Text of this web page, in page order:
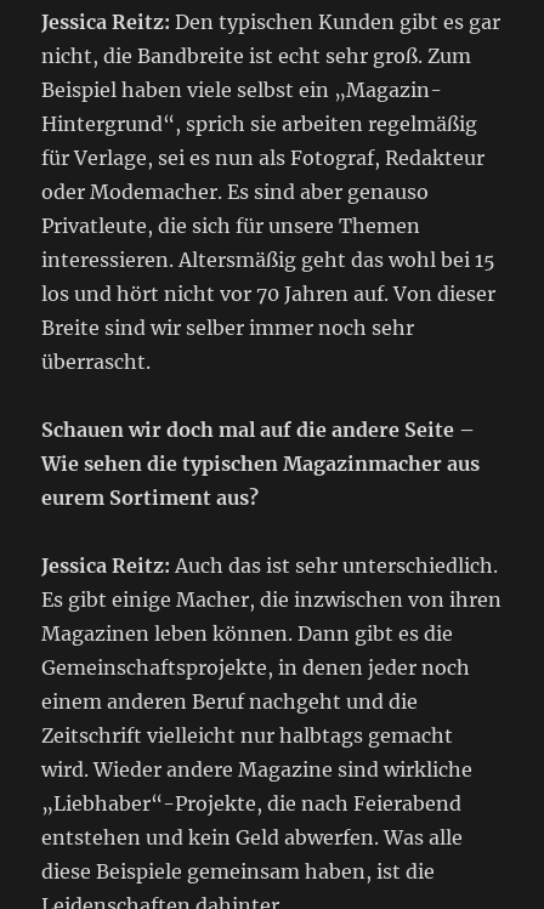
Jessica Reitz:Den typischen Kunden gibt es gar
nicht, die Bandbreite ist echt sehr groß. Zum
Beispiel haben viele selbst ein „Magazin-
Hintergrund“, sprich sie arbeiten regelmäßig
für Verlage, sei es nun als Fotograf, Redakteur
oder Modemacher. Es sind aber genauso
Privatleute, die sich für unsere Themen
interessieren. Altersmäßig geht das wohl bei 15
los und hört nicht vor 70 Jahren auf. Von dieser
Breite sind wir selber immer noch sehr
überrascht.
Schauen wir doch mal auf die andere Seite –
Wie sehen die typischen Magazinmacher aus
eurem Sortiment aus?
Jessica Reitz: Auch das ist sehr unterschiedlich.
Es gibt einige Macher, die inzwischen von ihren
Magazinen leben können. Dann gibt es die
Gemeinschaftsprojekte, in denen jeder noch
einem anderen Beruf nachgeht und die
Zeitschrift vielleicht nur halbtags gemacht
wird. Wieder andere Magazine sind wirkliche
„Liebhaber“-Projekte, die nach Feierabend
entstehen und kein Geld abwerfen. Was alle
diese Beispiele gemeinsam haben, ist die